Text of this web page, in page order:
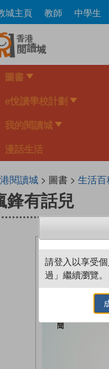
Skip
to
main
content
城主頁 教師 中學生
圖書
e悅讀學校計劃
我的閱讀城
漫話生活
閱讀城> 圖書 > 生活百
鋒有話兒
請登入以享受
過」繼續瀏覽。